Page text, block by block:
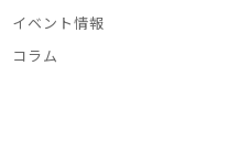
イベント情報
コラム